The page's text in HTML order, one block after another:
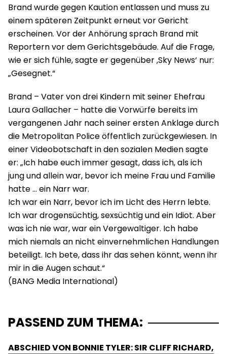
Brand wurde gegen Kaution entlassen und muss zu
einem späteren Zeitpunkt erneut vor Gericht
erscheinen. Vor der Anhörung sprach Brand mit
Reportern vor dem Gerichtsgebäude. Auf die Frage,
wie er sich fühle, sagte er gegenüber ‚Sky News‘ nur:
„Gesegnet.“
Brand – Vater von drei Kindern mit seiner Ehefrau
Laura Gallacher – hatte die Vorwürfe bereits im
vergangenen Jahr nach seiner ersten Anklage durch
die Metropolitan Police öffentlich zurückgewiesen. In
einer Videobotschaft in den sozialen Medien sagte
er: „Ich habe euch immer gesagt, dass ich, als ich
jung und allein war, bevor ich meine Frau und Familie
hatte … ein Narr war.
Ich war ein Narr, bevor ich im Licht des Herrn lebte.
Ich war drogensüchtig, sexsüchtig und ein Idiot. Aber
was ich nie war, war ein Vergewaltiger. Ich habe
mich niemals an nicht einvernehmlichen Handlungen
beteiligt. Ich bete, dass ihr das sehen könnt, wenn ihr
mir in die Augen schaut.“
PASSEND ZUM THEMA:
ABSCHIED VON BONNIE TYLER: SIR CLIFF RICHARD,